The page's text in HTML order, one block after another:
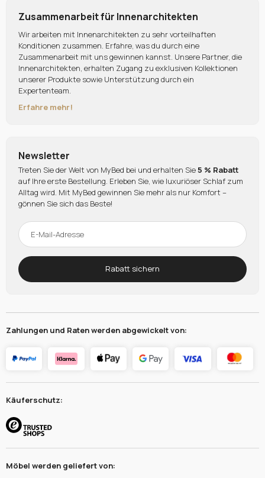
Zusammenarbeit für Innenarchitekten
Wir arbeiten mit Innenarchitekten zu sehr vorteilhaften
Konditionen zusammen. Erfahre, was du durch eine
Zusammenarbeit mit uns gewinnen kannst. Unsere Partner, die
Innenarchitekten, erhalten Zugang zu exklusiven Kollektionen
unserer Produkte sowie Unterstützung durch ein
Expertenteam.
Erfahre mehr!
Newsletter
Treten Sie der Welt von MyBed bei und erhalten Sie5 % Rabatt
auf Ihre erste Bestellung. Erleben Sie, wie luxuriöser Schlaf zum
Alltag wird. Mit MyBed gewinnen Sie mehr als nur Komfort –
gönnen Sie sich das Beste!
Rabatt sichern
Zahlungen und Raten werden abgewickelt von:
Käuferschutz:
Möbel werden geliefert von: